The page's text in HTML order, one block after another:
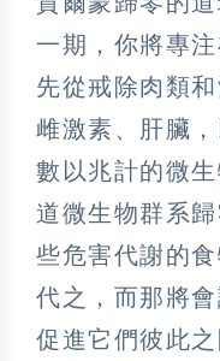
一期，你將專
先從戒除肉類
雌激素、肝臟
數以兆計的微
道微生物群系
些危害代謝的
代之，而那將
促進它們彼此